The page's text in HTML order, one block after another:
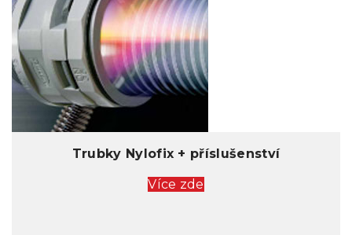
Trubky Nylofix + příslušenství
Více zde